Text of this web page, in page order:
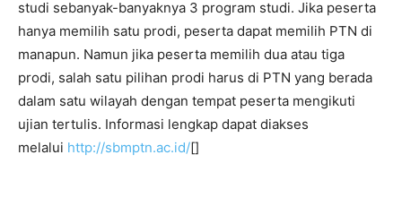
studi sebanyak-banyaknya 3 program studi. Jika peserta
hanya memilih satu prodi, peserta dapat memilih PTN di
manapun. Namun jika peserta memilih dua atau tiga
prodi, salah satu pilihan prodi harus di PTN yang berada
dalam satu wilayah dengan tempat peserta mengikuti
ujian tertulis. Informasi lengkap dapat diakses
melalui http://sbmptn.ac.id/[]